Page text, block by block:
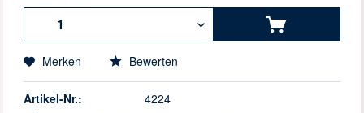
Merken Bewerten
Artikel-Nr.:
4224